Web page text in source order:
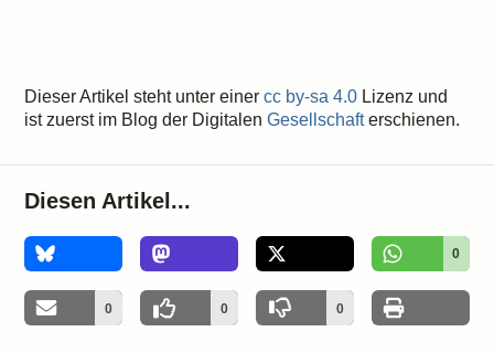
Dieser Artikel steht unter einer cc by-sa 4.0 Lizenz und
ist zuerst im Blog der Digitalen Gesellschafterschienen.
Diesen Artikel...
0
0 0 0